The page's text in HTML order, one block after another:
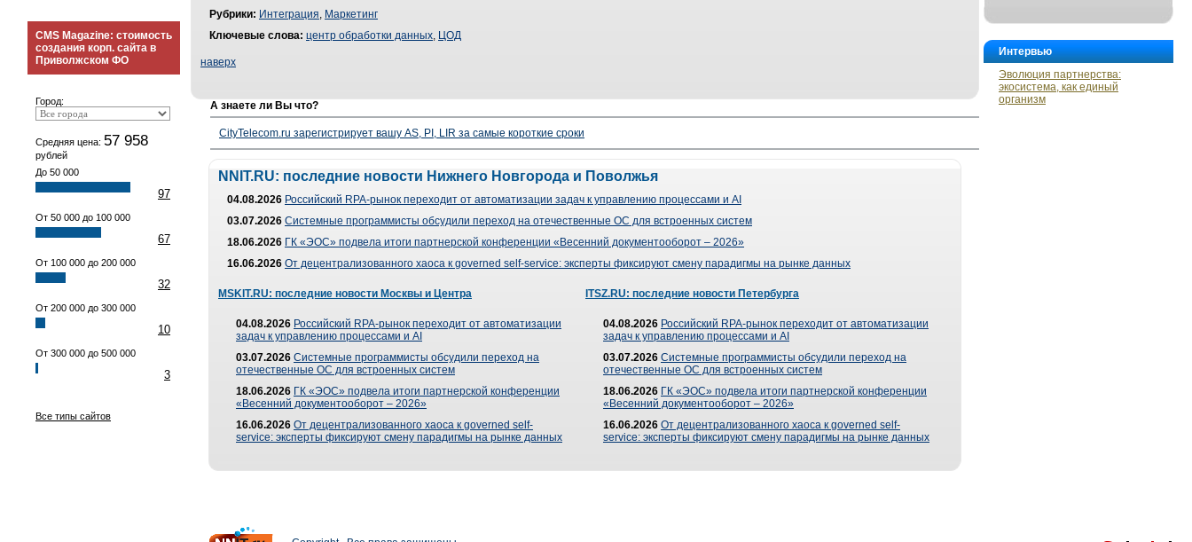
CMS Magazine: стоимость
создания корп. сайта в
Приволжском ФО
Город:
Средняя цена: 57 958
рублей
До 50 000
97
От 50 000 до 100 000
67
От 100 000 до 200 000
32
От 200 000 до 300 000
10
От 300 000 до 500 000
3
Все типы сайтов
Интервью
Эволюция партнерства:
экосистема, как единый
организм
Рубрики: Интеграция, Маркетинг
Ключевые слова: центр обработки данных, ЦОД
наверх
А знаете ли Вы что?
CityTelecom.ru зарегистрирует вашу AS, PI, LIR за самые короткие сроки
NNIT.RU: последние новости Нижнего Новгорода и Поволжья
04.08.2026 Российский RPA-рынок переходит от автоматизации задач к управлению процессами и AI
03.07.2026 Системные программисты обсудили переход на отечественные ОС для встроенных систем
18.06.2026 ГК «ЭОС» подвела итоги партнерской конференции «Весенний документооборот – 2026»
16.06.2026 От децентрализованного хаоса к governed self-service: эксперты фиксируют смену парадигмы на рынке данных
MSKIT.RU: последние новости Москвы и Центра
04.08.2026 Российский RPA-рынок переходит от автоматизации
задач к управлению процессами и AI
03.07.2026 Системные программисты обсудили переход на
отечественные ОС для встроенных систем
18.06.2026 ГК «ЭОС» подвела итоги партнерской конференции
«Весенний документооборот – 2026»
16.06.2026 От децентрализованного хаоса к governed self-
service: эксперты фиксируют смену парадигмы на рынке данных
ITSZ.RU: последние новости Петербурга
04.08.2026 Российский RPA-рынок переходит от автоматизации
задач к управлению процессами и AI
03.07.2026 Системные программисты обсудили переход на
отечественные ОС для встроенных систем
18.06.2026 ГК «ЭОС» подвела итоги партнерской конференции
«Весенний документооборот – 2026»
16.06.2026 От децентрализованного хаоса к governed self-
service: эксперты фиксируют смену парадигмы на рынке данных